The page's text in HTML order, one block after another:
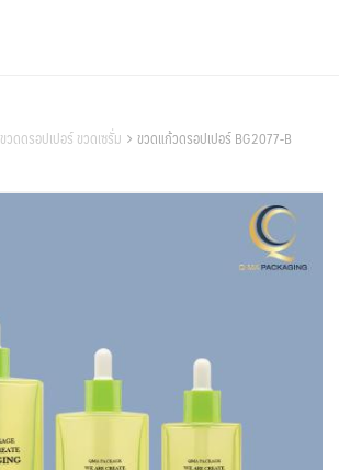
ขวดดรอปเปอร์ ขวดเซรั่ม ขวดแก้วดรอปเปอร์ BG2077-B